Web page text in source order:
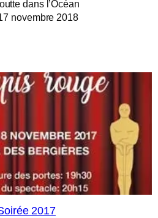
dans l’Océan
novembre 2018
2017